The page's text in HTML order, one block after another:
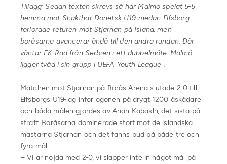
Tillägg: Sedan texten skrevs så har Malmö spelat 5-5
hemma mot Shakthar Donetsk U19 medan Elfsborg
förlorade returen mot Stjarnan på Island, men
boråsarna avancerar ändå till den andra rundan. Där
väntar FK Rad från Serbien i ett dubbelmöte. Malmö
ligger tvåa i sin grupp i UEFA Youth League .
Matchen mot Stjarnan på Borås Arena slutade 2-0 till
Elfsborgs U19-lag inför ögonen på drygt 1200 åskådare
och båda målen gjordes av Arian Kabashi, det sista på
straff. Boråsarna dominerade stort mot de isländska
mästarna Stjärnan och det fanns bud på både tre och
fyra mål.
– Vi är nöjda med 2-0, vi släpper inte in något mål på